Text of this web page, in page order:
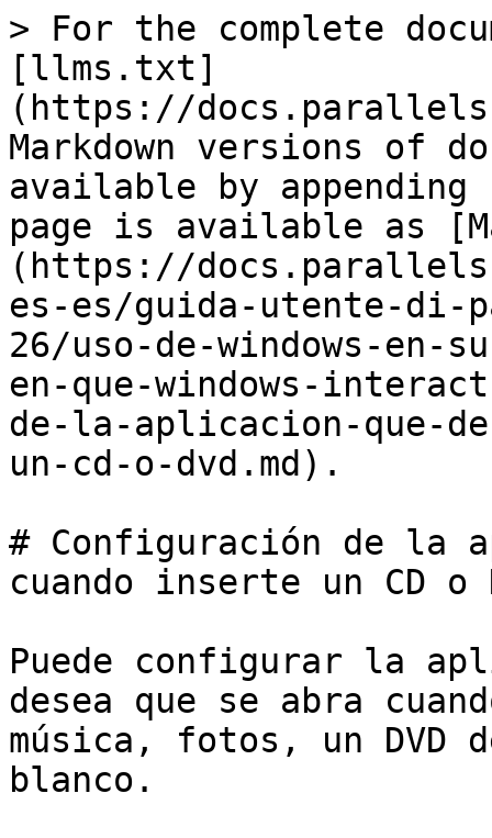
> For the complete
[llms.txt]
(https://
Markdown versions of
available by
page is available as
(https://
es-es/guida-utente-di-
26/uso-de-windows-en-
en-que-windows-
de-la-aplicacion-que-
un-cd-o-dvd.md).
# Configuración de la
cuando inserte un CD o
Puede configurar la
desea que se abra
música, fotos, un DVD
blanco.